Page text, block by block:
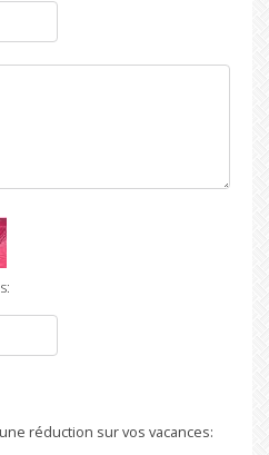
réduction sur vos vacances: